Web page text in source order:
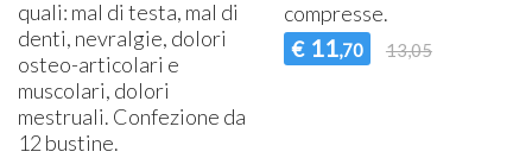
quali: mal di testa, mal di
denti, nevralgie, dolori
osteo-articolari e
muscolari, dolori
mestruali. Confezione da
12 bustine.
compresse.
€ 11,70 13,05